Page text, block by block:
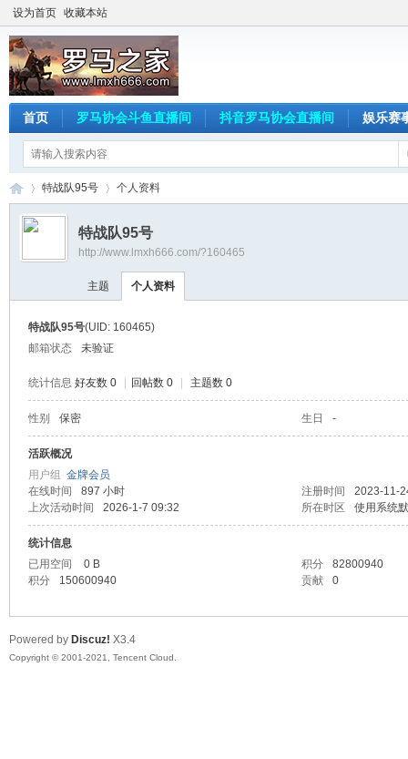
设为首页 收藏本站
首页 罗马协会斗鱼直播间 抖音罗马协会直播间 娱乐赛
›
特战队95号 个人资料
特战队95号
http://www.lmxh666.com/?160465
主题 个人资料
特战队95号(UID: 160465)
邮箱状态
未验证
统计信息 好友数 0 回帖数 0 主题数 0
性别 保密 生日 -
活跃概况
用户组 金牌会员
在线时间
897 小时 注册时间
2023-11-
上次活动时间
2026-1-7 09:32 所在时区 使用系统
统计信息
已用空间
0 B 积分
82800940
积分
150600940 贡献 0
Powered by Discuz! X3.4
Copyright © 2001-2021, Tencent Cloud.